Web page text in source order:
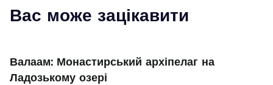
Вас може зацікавити
Валаам: Монастирський архіпелаг на
Ладозькому озері